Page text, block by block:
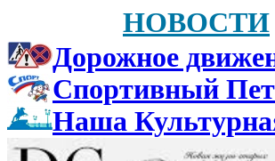
НОВОСТИ
Дорожное
Спортивный
Наша